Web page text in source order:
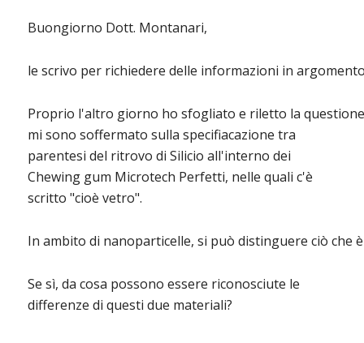
Buongiorno Dott. Montanari,
le scrivo per richiedere delle informazioni in
Proprio l'altro giorno ho sfogliato e riletto la
mi sono soffermato sulla specifiacazione tra
parentesi del ritrovo di Silicio all'interno dei
Chewing gum Microtech Perfetti, nelle quali c'è
scritto "cioè vetro".
In ambito di nanoparticelle, si può distinguere ciò che
Se sì, da cosa possono essere riconosciute le
differenze di questi due materiali?